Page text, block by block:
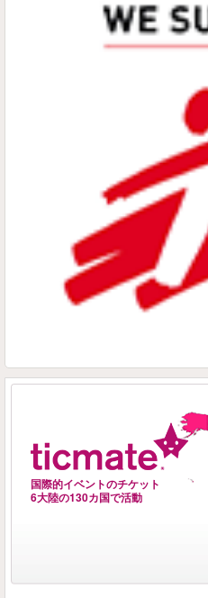
国際的イベントのチケット
6大陸の130カ国で活動